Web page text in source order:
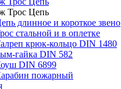
Трос Цепь
длинное и короткое звено
стальной и в оплетке
крюк-кольцо DIN 1480
гайка DIN 582
DIN 6899
пожарный